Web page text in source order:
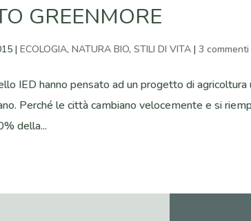
GREENMORE
|ECOLOGIA,NATURA BIO,STILI DI VITA |3 commenti
IED hanno pensato ad un progetto di
Perché le città cambiano velocemente e si
della...